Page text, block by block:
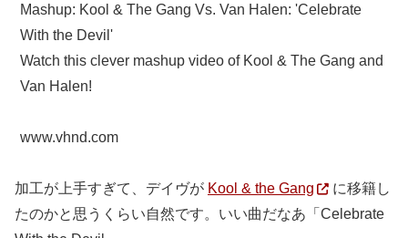
Mashup: Kool & The Gang Vs. Van Halen: 'Celebrate
With the Devil'
Watch this clever mashup video of Kool & The Gang and
Van Halen!
www.vhnd.com
加工が上手すぎて、デイヴが Kool & the Gang
に移籍し
たのかと思うくらい自然です。いい曲だなあ「Celebrate